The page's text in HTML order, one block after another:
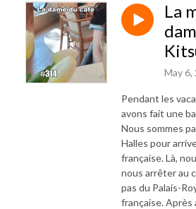
La
May 6,
Pendant les
avons fait une
Nous sommes
Halles pour
française. Là,
nous arrêter au
pas du Palais-
française. Après